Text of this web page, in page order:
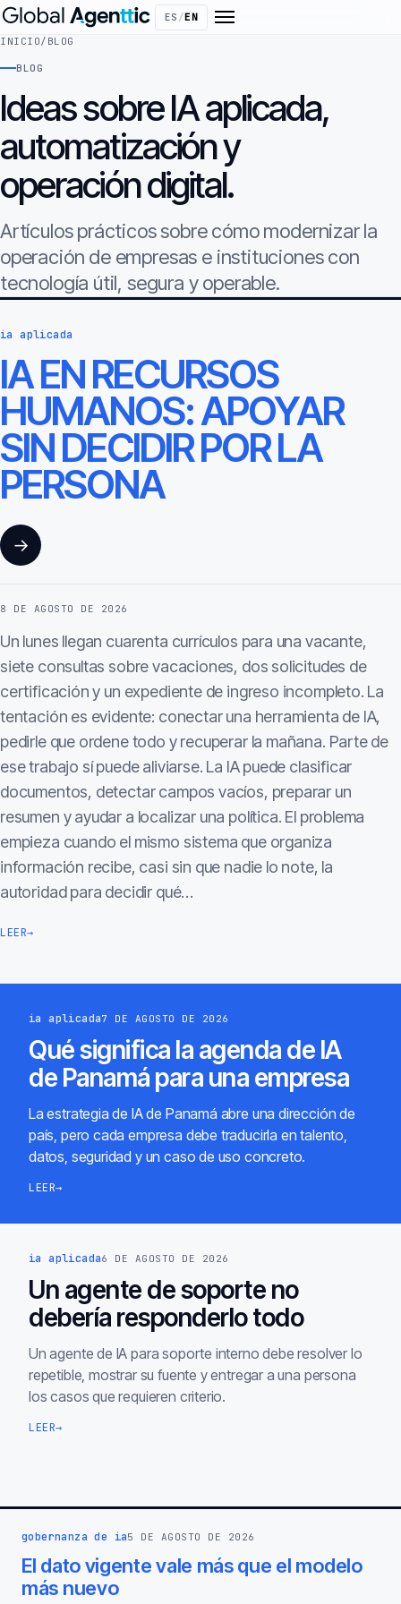
ES /EN
INICIO/ BLOG
BLOG
Ideas sobre IA aplicada,
automatización y
operación digital.
Artículos prácticos sobre cómo modernizar la
operación de empresas e instituciones con
tecnología útil, segura y operable.
ia aplicada
IA EN RECURSOS
HUMANOS: APOYAR
SIN DECIDIR POR LA
PERSONA
→
8 DE AGOSTO DE 2026
Un lunes llegan cuarenta currículos para una vacante,
siete consultas sobre vacaciones, dos solicitudes de
certificación y un expediente de ingreso incompleto. La
tentación es evidente: conectar una herramienta de IA,
pedirle que ordene todo y recuperar la mañana. Parte de
ese trabajo sí puede aliviarse. La IA puede clasificar
documentos, detectar campos vacíos, preparar un
resumen y ayudar a localizar una política. El problema
empieza cuando el mismo sistema que organiza
información recibe, casi sin que nadie lo note, la
autoridad para decidir qué…
LEER→
ia aplicada7 DE AGOSTO DE 2026
Qué significa la agenda de IA
de Panamá para una empresa
La estrategia de IA de Panamá abre una dirección de
país, pero cada empresa debe traducirla en talento,
datos, seguridad y un caso de uso concreto.
LEER→
ia aplicada6 DE AGOSTO DE 2026
Un agente de soporte no
debería responderlo todo
Un agente de IA para soporte interno debe resolver lo
repetible, mostrar su fuente y entregar a una persona
los casos que requieren criterio.
LEER→
gobernanza de ia5 DE AGOSTO DE 2026
El dato vigente vale más que el modelo
más nuevo